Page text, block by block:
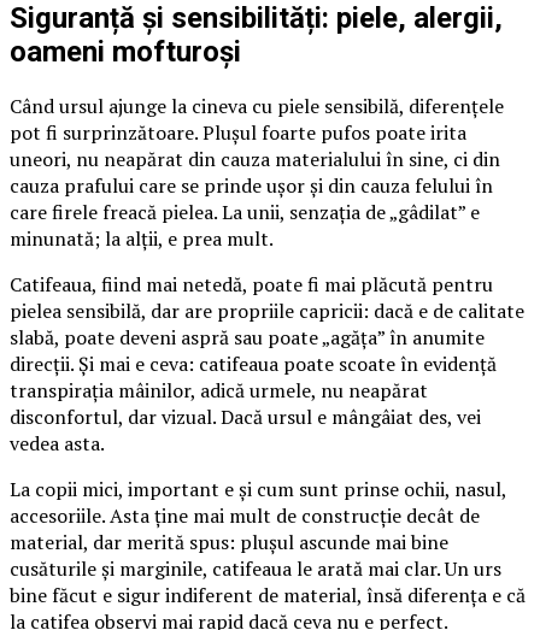
Siguranță și sensibilități: piele, alergii,
oameni mofturoși
Când ursul ajunge la cineva cu piele sensibilă, diferențele
pot fi surprinzătoare. Plușul foarte pufos poate irita
uneori, nu neapărat din cauza materialului în sine, ci din
cauza prafului care se prinde ușor și din cauza felului în
care firele freacă pielea. La unii, senzația de „gâdilat” e
minunată; la alții, e prea mult.
Catifeaua, fiind mai netedă, poate fi mai plăcută pentru
pielea sensibilă, dar are propriile capricii: dacă e de calitate
slabă, poate deveni aspră sau poate „agăța” în anumite
direcții. Și mai e ceva: catifeaua poate scoate în evidență
transpirația mâinilor, adică urmele, nu neapărat
disconfortul, dar vizual. Dacă ursul e mângâiat des, vei
vedea asta.
La copii mici, important e și cum sunt prinse ochii, nasul,
accesoriile. Asta ține mai mult de construcție decât de
material, dar merită spus: plușul ascunde mai bine
cusăturile și marginile, catifeaua le arată mai clar. Un urs
bine făcut e sigur indiferent de material, însă diferența e că
la catifea observi mai rapid dacă ceva nu e perfect.